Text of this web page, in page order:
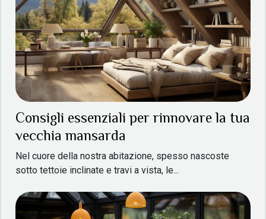
Consigli essenziali per rinnovare la tua
vecchia mansarda
Nel cuore della nostra abitazione, spesso nascoste
sotto tettoie inclinate e travi a vista, le...